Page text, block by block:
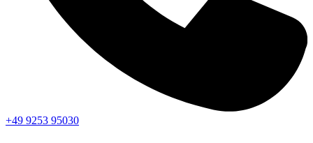
+49 9253 95030